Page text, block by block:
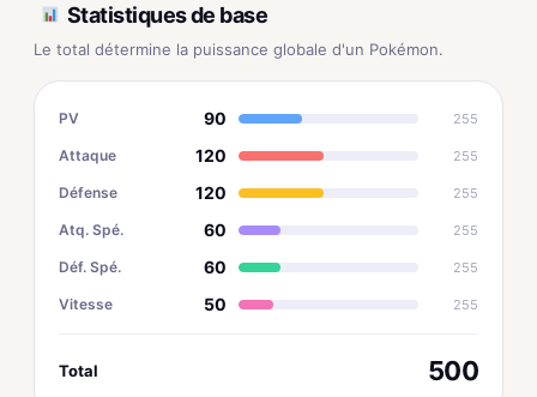
Statistiques de base
Le total détermine la puissance globale d'un Pokémon.
PV 90 255
Attaque 120 255
Défense 120 255
Atq. Spé. 60 255
Déf. Spé. 60 255
Vitesse 50 255
Total 500